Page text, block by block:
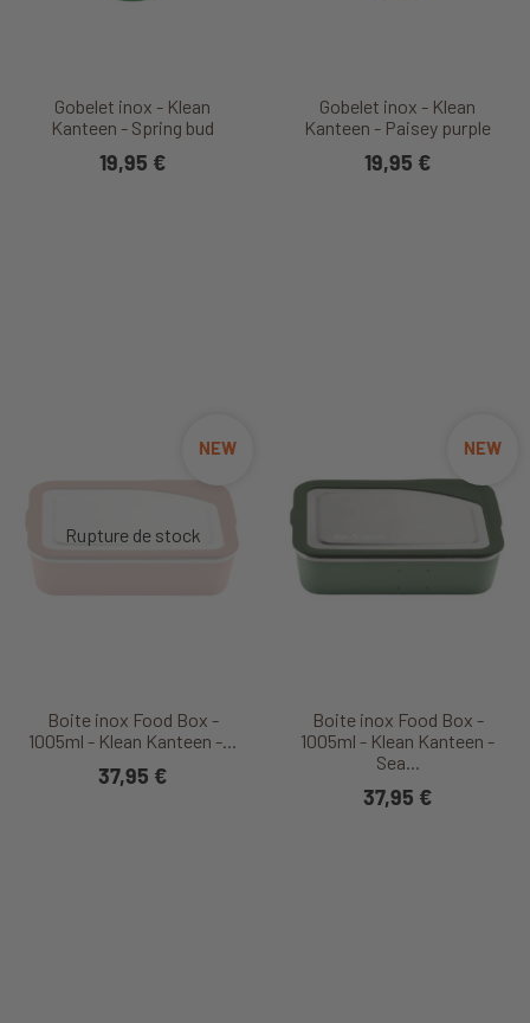
Gobelet inox - Klean
Kanteen - Spring bud
19,95 €
Gobelet inox - Klean
Kanteen - Paisey purple
19,95 €
Boite inox Food Box -
1005ml - Klean Kanteen -...
NEW
37,95 €
Boite inox Food Box -
1005ml - Klean Kanteen -
Sea...
NEW
37,95 €